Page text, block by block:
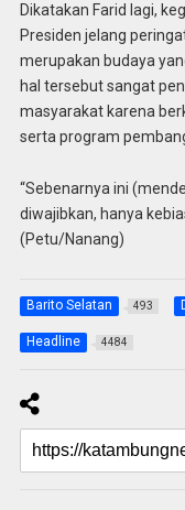
Dikatakan Farid lagi,
Presiden jelang
merupakan budaya
hal tersebut sangat
masyarakat karena
serta program
“Sebenarnya ini
diwajibkan, hanya
(Petu/Nanang)
Barito Selatan 493
Headline 4484